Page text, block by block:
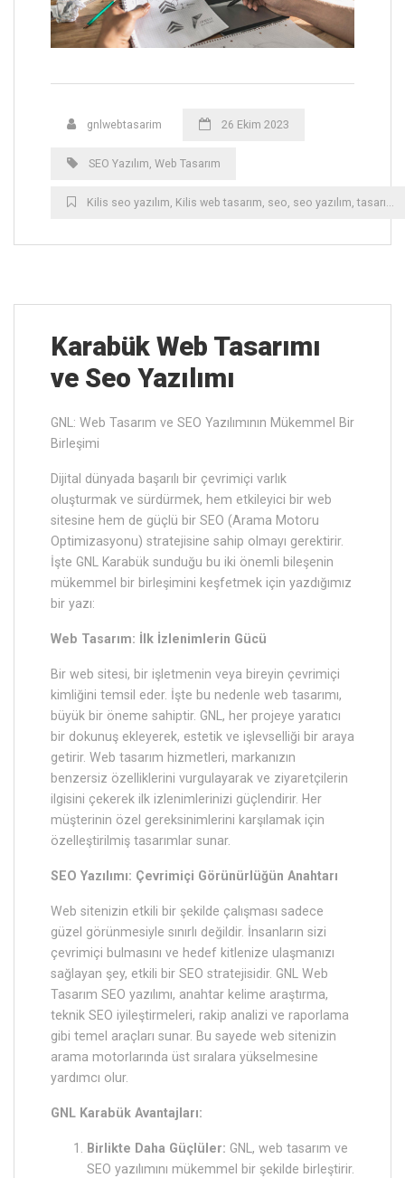
gnlwebtasarim 26 Ekim 2023
SEO Yazılım Web Tasarım
Kilis ‎seo yazılım, Kilis ‎web tasarım, seo, seo yazılım,tasarım
Karabük ‎Web Tasarımı
ve Seo Yazılımı
GNL: Web Tasarım ve SEO Yazılımının Mükemmel Bir
Birleşimi
Dijital dünyada başarılı bir çevrimiçi varlık
oluşturmak ve sürdürmek, hem etkileyici bir web
sitesine hem de güçlü bir SEO (Arama Motoru
Optimizasyonu) stratejisine sahip olmayı gerektirir.
İşte GNL Karabük sunduğu bu iki önemli bileşenin
mükemmel bir birleşimini keşfetmek için yazdığımız
bir yazı:
Web Tasarım: İlk İzlenimlerin Gücü
Bir web sitesi, bir işletmenin veya bireyin çevrimiçi
kimliğini temsil eder. İşte bu nedenle web tasarımı,
büyük bir öneme sahiptir. GNL, her projeye yaratıcı
bir dokunuş ekleyerek, estetik ve işlevselliği bir araya
getirir. Web tasarım hizmetleri, markanızın
benzersiz özelliklerini vurgulayarak ve ziyaretçilerin
ilgisini çekerek ilk izlenimlerinizi güçlendirir. Her
müşterinin özel gereksinimlerini karşılamak için
özelleştirilmiş tasarımlar sunar.
SEO Yazılımı: Çevrimiçi Görünürlüğün Anahtarı
Web sitenizin etkili bir şekilde çalışması sadece
güzel görünmesiyle sınırlı değildir. İnsanların sizi
çevrimiçi bulmasını ve hedef kitlenize ulaşmanızı
sağlayan şey, etkili bir SEO stratejisidir. GNL Web
Tasarım SEO yazılımı, anahtar kelime araştırma,
teknik SEO iyileştirmeleri, rakip analizi ve raporlama
gibi temel araçları sunar. Bu sayede web sitenizin
arama motorlarında üst sıralara yükselmesine
yardımcı olur.
GNL Karabük Avantajları:
Birlikte Daha Güçlüler: GNL, web tasarım ve
SEO yazılımını mükemmel bir şekilde birleştirir.